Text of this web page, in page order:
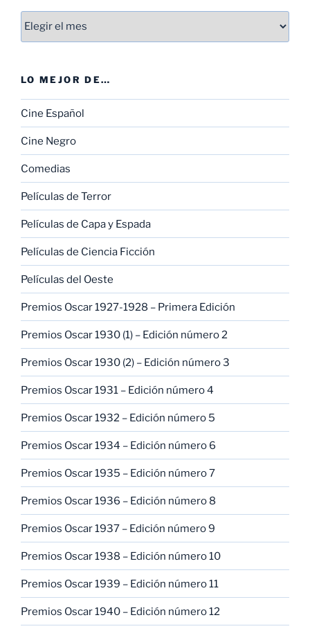
Entradas
LO MEJOR DE…
Cine Español
Cine Negro
Comedias
Películas de Terror
Películas de Capa y Espada
Películas de Ciencia Ficción
Películas del Oeste
Premios Oscar 1927-1928 – Primera Edición
Premios Oscar 1930 (1) – Edición número 2
Premios Oscar 1930 (2) – Edición número 3
Premios Oscar 1931 – Edición número 4
Premios Oscar 1932 – Edición número 5
Premios Oscar 1934 – Edición número 6
Premios Oscar 1935 – Edición número 7
Premios Oscar 1936 – Edición número 8
Premios Oscar 1937 – Edición número 9
Premios Oscar 1938 – Edición número 10
Premios Oscar 1939 – Edición número 11
Premios Oscar 1940 – Edición número 12